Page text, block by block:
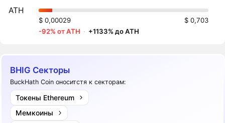
ATH
$ 0,00029
$ 0,703
-92% от ATH · +1133% до ATH
BHIG Секторы
BuckHath Coin оноситстя к секторам:
Токены Ethereum
Мемкоины